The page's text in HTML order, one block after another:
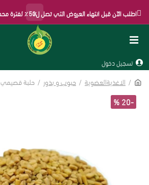
اطلب الآن قبل انتهاء العروض التي تصل ل50٪ لفترة محدودة ×
تسجيل دخول
الاغذيةالعضوية حبوب و بذور حلبة قصيمي 400جم طبيعية
-20 %